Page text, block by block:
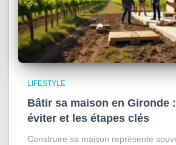
LIFESTYLE
Bâtir sa maison en Gironde
éviter et les étapes clés
Construire sa maison représente